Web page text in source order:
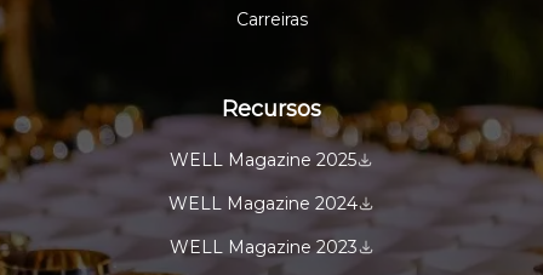
Carreiras
Recursos
WELL Magazine 2025
WELL Magazine 2024
WELL Magazine 2023